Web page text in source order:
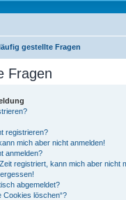
gestellte Fragen
Fragen
registrieren?
mich aber nicht anmelden!
anmelden?
registriert, kann mich aber nicht
abgemeldet?
Cookies löschen“?